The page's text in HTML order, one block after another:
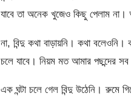
যাবে তা অনেক খুজেও কিছু পেলাম না।
না, বিন্দু কথা বাড়ায়নি। কথা
চলে যাবে। নিয়ম মত আমার পছন্দের সব
এক ঘন্টা চলে গেল বিন্দু উঠেনি। রুমে